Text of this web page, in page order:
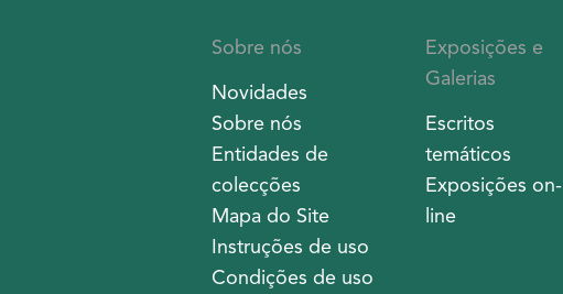
Sobre nós
Novidades
Sobre nós
Entidades de
colecções
Mapa do Site
Instruções de uso
Condições de uso
Exposições e
Galerias
Escritos
temáticos
Exposições on-
line